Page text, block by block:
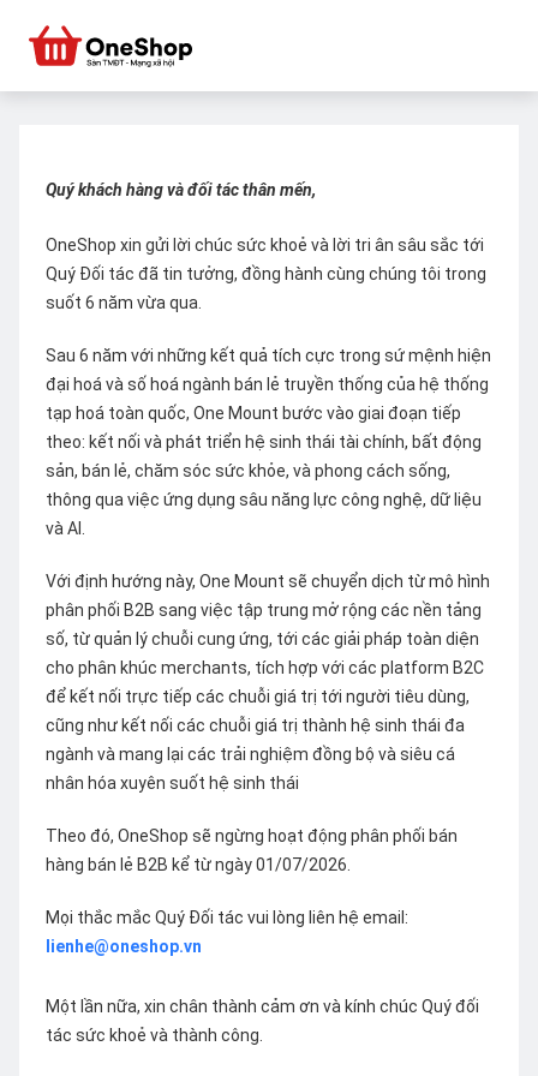
Quý khách hàng và đối tác thân mến,
OneShop xin gửi lời chúc sức khoẻ và lời tri ân sâu sắc tới
Quý Đối tác đã tin tưởng, đồng hành cùng chúng tôi trong
suốt 6 năm vừa qua.
Sau 6 năm với những kết quả tích cực trong sứ mệnh hiện
đại hoá và số hoá ngành bán lẻ truyền thống của hệ thống
tạp hoá toàn quốc, One Mount bước vào giai đoạn tiếp
theo: kết nối và phát triển hệ sinh thái tài chính, bất động
sản, bán lẻ, chăm sóc sức khỏe, và phong cách sống,
thông qua việc ứng dụng sâu năng lực công nghệ, dữ liệu
và AI.
Với định hướng này, One Mount sẽ chuyển dịch từ mô hình
phân phối B2B sang việc tập trung mở rộng các nền tảng
số, từ quản lý chuỗi cung ứng, tới các giải pháp toàn diện
cho phân khúc merchants, tích hợp với các platform B2C
để kết nối trực tiếp các chuỗi giá trị tới người tiêu dùng,
cũng như kết nối các chuỗi giá trị thành hệ sinh thái đa
ngành và mang lại các trải nghiệm đồng bộ và siêu cá
nhân hóa xuyên suốt hệ sinh thái
Theo đó, OneShop sẽ ngừng hoạt động phân phối bán
hàng bán lẻ B2B kể từ ngày 01/07/2026.
Mọi thắc mắc Quý Đối tác vui lòng liên hệ email:
lienhe@oneshop.vn
Một lần nữa, xin chân thành cảm ơn và kính chúc Quý đối
tác sức khoẻ và thành công.